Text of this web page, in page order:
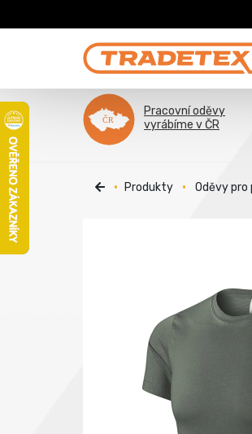
Pracovní oděvy
vyrábíme v ČR
Produkty Oděvy